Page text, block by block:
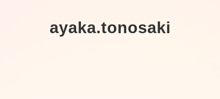
ayaka.tonosaki